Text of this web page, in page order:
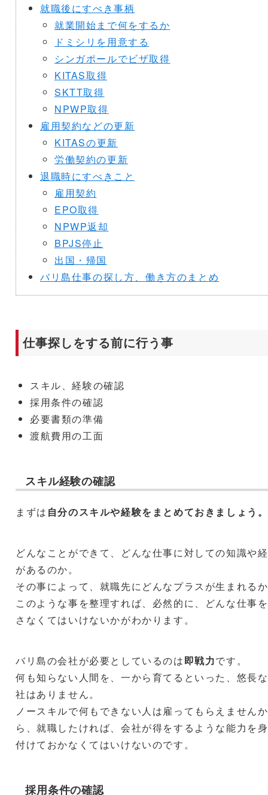
就職後にすべき事柄
就業開始まで何をするか
ドミシリを用意する
シンガポールでビザ取得
KITAS取得
SKTT取得
NPWP取得
雇用契約などの更新
KITASの更新
労働契約の更新
退職時にすべきこと
雇用契約
EPO取得
NPWP返却
BPJS停止
出国・帰国
バリ島仕事の探し方、働き方のまとめ
仕事探しをする前に行う事
スキル、経験の確認
採用条件の確認
必要書類の準備
渡航費用の工面
スキル経験の確認
まずは 自分のスキルや経験をまとめておきましょう。
どんなことができて、どんな仕事に対しての知識や
があるのか。
その事によって、就職先にどんなプラスが生まれる
このような事を整理すれば、必然的に、どんな仕事
さなくてはいけないかがわかります。
バリ島の会社が必要としているのは即戦力です。
何も知らない人間を、一から育てるといった、悠長
社はありません。
ノースキルで何もできない人は雇ってもらえませんか
ら、就職したければ、会社が得をするような能力を
付けておかなくてはいけないのです。
採用条件の確認